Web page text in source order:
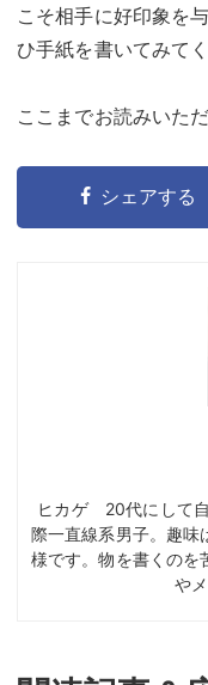
こそ相手に好印象を
ひ手紙を書いてみて
ここまでお読みいた
シェアする
ヒカゲ 20代にして
際一直線系男子。趣味
様です。物を書くのを
や